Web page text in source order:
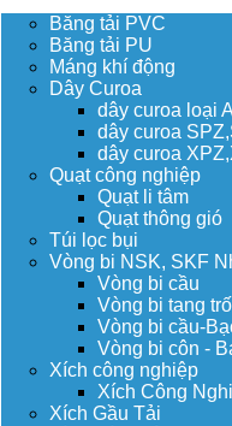
Băng tải PVC
Băng tải PU
Máng khí động
Dây Curoa
dây curoa loại
dây curoa
dây curoa
Quạt công nghiệp
Quạt li tâm
Quạt thông gió
Túi lọc bụi
Vòng bi NSK, SKF
Vòng bi cầu
Vòng bi tang
Vòng bi cầu-
Vòng bi côn -
Xích công nghiệp
Xích Công
Xích Gầu Tải